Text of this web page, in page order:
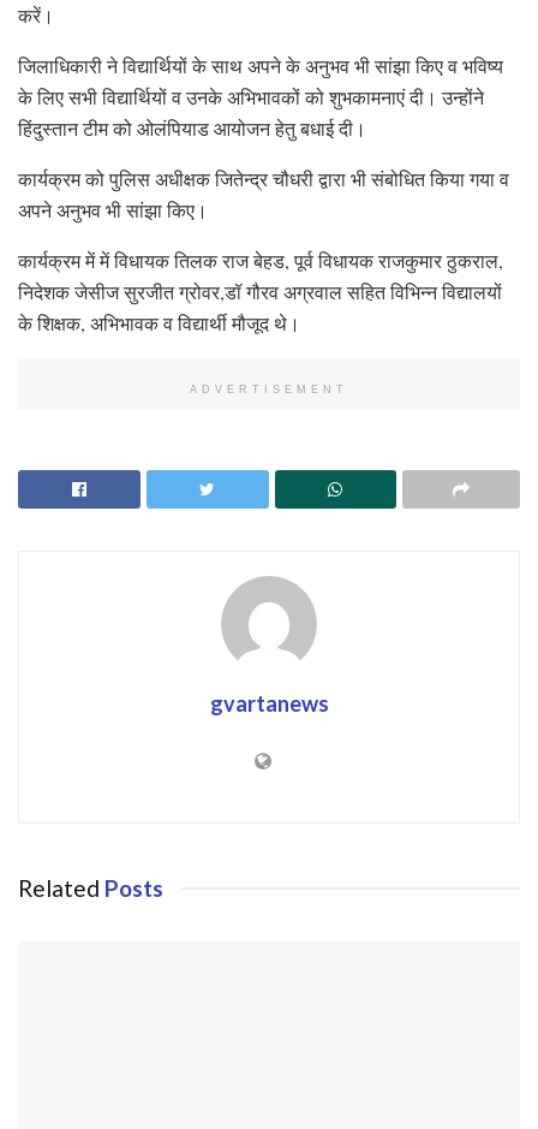
करें।
जिलाधिकारी ने विद्यार्थियों के साथ अपने के अनुभव भी सांझा किए व भविष्य
के लिए सभी विद्यार्थियों व उनके अभिभावकों को शुभकामनाएं दी। उन्होंने
हिंदुस्तान टीम को ओलंपियाड आयोजन हेतु बधाई दी।
कार्यक्रम को पुलिस अधीक्षक जितेन्द्र चौधरी द्वारा भी संबोधित किया गया व
अपने अनुभव भी सांझा किए।
कार्यक्रम में में विधायक तिलक राज बेहड, पूर्व विधायक राजकुमार ठुकराल,
निदेशक जेसीज सुरजीत ग्रोवर,डॉ गौरव अग्रवाल सहित विभिन्न विद्यालयों
के शिक्षक, अभिभावक व विद्यार्थी मौजूद थे।
ADVERTISEMENT
gvartanews
Related Posts